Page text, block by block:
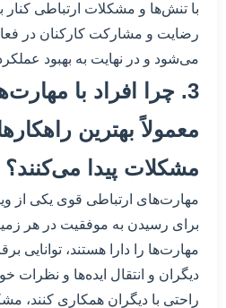
با تنش‌ها و مشکلات ارتباطی کنار
رضایت و مشارکت کارکنان در
می‌شود و در نهایت به بهبود
3. چرا افراد با
معمولاً بهترین
مشکلات پیدا می‌کنند؟
مهارت‌های ارتباطی قوی یکی از
برای رسیدن به موفقیت در هر
مهارت‌ها را دارا هستند، توانایی
دیگران و انتقال ایده‌ها و نظرات
راحتی با دیگران همکاری کنند،